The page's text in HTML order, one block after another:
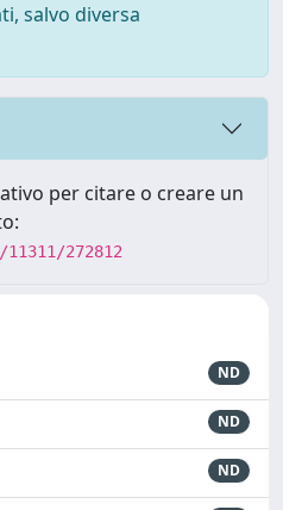
salvo diversa
per citare o creare un
272812
ND
ND
ND